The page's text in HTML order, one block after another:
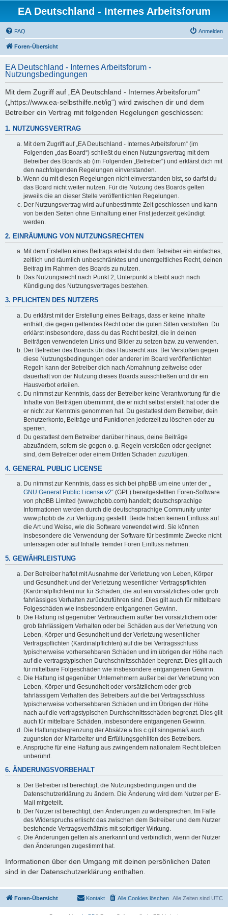
EA Deutschland - Internes Arbeitsforum
FAQ Anmelden
Foren-Übersicht
EA Deutschland - Internes Arbeitsforum -
Nutzungsbedingungen
Mit dem Zugriff auf „EA Deutschland - Internes Arbeitsforum“
(„https://www.ea-selbsthilfe.net/ig“) wird zwischen dir und dem
Betreiber ein Vertrag mit folgenden Regelungen geschlossen:
1. NUTZUNGSVERTRAG
Mit dem Zugriff auf „EA Deutschland - Internes Arbeitsforum“ (im
Folgenden „das Board“) schließt du einen Nutzungsvertrag mit dem
Betreiber des Boards ab (im Folgenden „Betreiber“) und erklärst dich mit
den nachfolgenden Regelungen einverstanden.
Wenn du mit diesen Regelungen nicht einverstanden bist, so darfst du
das Board nicht weiter nutzen. Für die Nutzung des Boards gelten
jeweils die an dieser Stelle veröffentlichten Regelungen.
Der Nutzungsvertrag wird auf unbestimmte Zeit geschlossen und kann
von beiden Seiten ohne Einhaltung einer Frist jederzeit gekündigt
werden.
2. EINRÄUMUNG VON NUTZUNGSRECHTEN
Mit dem Erstellen eines Beitrags erteilst du dem Betreiber ein einfaches,
zeitlich und räumlich unbeschränktes und unentgeltliches Recht, deinen
Beitrag im Rahmen des Boards zu nutzen.
Das Nutzungsrecht nach Punkt 2, Unterpunkt a bleibt auch nach
Kündigung des Nutzungsvertrages bestehen.
3. PFLICHTEN DES NUTZERS
Du erklärst mit der Erstellung eines Beitrags, dass er keine Inhalte
enthält, die gegen geltendes Recht oder die guten Sitten verstoßen. Du
erklärst insbesondere, dass du das Recht besitzt, die in deinen
Beiträgen verwendeten Links und Bilder zu setzen bzw. zu verwenden.
Der Betreiber des Boards übt das Hausrecht aus. Bei Verstößen gegen
diese Nutzungsbedingungen oder anderer im Board veröffentlichten
Regeln kann der Betreiber dich nach Abmahnung zeitweise oder
dauerhaft von der Nutzung dieses Boards ausschließen und dir ein
Hausverbot erteilen.
Du nimmst zur Kenntnis, dass der Betreiber keine Verantwortung für die
Inhalte von Beiträgen übernimmt, die er nicht selbst erstellt hat oder die
er nicht zur Kenntnis genommen hat. Du gestattest dem Betreiber, dein
Benutzerkonto, Beiträge und Funktionen jederzeit zu löschen oder zu
sperren.
Du gestattest dem Betreiber darüber hinaus, deine Beiträge
abzuändern, sofern sie gegen o. g. Regeln verstoßen oder geeignet
sind, dem Betreiber oder einem Dritten Schaden zuzufügen.
4. GENERAL PUBLIC LICENSE
Du nimmst zur Kenntnis, dass es sich bei phpBB um eine unter der „
GNU General Public License v2“ (GPL) bereitgestellten Foren-Software
von phpBB Limited (www.phpbb.com) handelt; deutschsprachige
Informationen werden durch die deutschsprachige Community unter
www.phpbb.de zur Verfügung gestellt. Beide haben keinen Einfluss auf
die Art und Weise, wie die Software verwendet wird. Sie können
insbesondere die Verwendung der Software für bestimmte Zwecke nicht
untersagen oder auf Inhalte fremder Foren Einfluss nehmen.
5. GEWÄHRLEISTUNG
Der Betreiber haftet mit Ausnahme der Verletzung von Leben, Körper
und Gesundheit und der Verletzung wesentlicher Vertragspflichten
(Kardinalpflichten) nur für Schäden, die auf ein vorsätzliches oder grob
fahrlässiges Verhalten zurückzuführen sind. Dies gilt auch für mittelbare
Folgeschäden wie insbesondere entgangenen Gewinn.
Die Haftung ist gegenüber Verbrauchern außer bei vorsätzlichem oder
grob fahrlässigem Verhalten oder bei Schäden aus der Verletzung von
Leben, Körper und Gesundheit und der Verletzung wesentlicher
Vertragspflichten (Kardinalpflichten) auf die bei Vertragsschluss
typischerweise vorhersehbaren Schäden und im übrigen der Höhe nach
auf die vertragstypischen Durchschnittsschäden begrenzt. Dies gilt auch
für mittelbare Folgeschäden wie insbesondere entgangenen Gewinn.
Die Haftung ist gegenüber Unternehmern außer bei der Verletzung von
Leben, Körper und Gesundheit oder vorsätzlichem oder grob
fahrlässigem Verhalten des Betreibers auf die bei Vertragsschluss
typischerweise vorhersehbaren Schäden und im Übrigen der Höhe
nach auf die vertragstypischen Durchschnittsschäden begrenzt. Dies gilt
auch für mittelbare Schäden, insbesondere entgangenen Gewinn.
Die Haftungsbegrenzung der Absätze a bis c gilt sinngemäß auch
zugunsten der Mitarbeiter und Erfüllungsgehilfen des Betreibers.
Ansprüche für eine Haftung aus zwingendem nationalem Recht bleiben
unberührt.
6. ÄNDERUNGSVORBEHALT
Der Betreiber ist berechtigt, die Nutzungsbedingungen und die
Datenschutzerklärung zu ändern. Die Änderung wird dem Nutzer per E-
Mail mitgeteilt.
Der Nutzer ist berechtigt, den Änderungen zu widersprechen. Im Falle
des Widerspruchs erlischt das zwischen dem Betreiber und dem Nutzer
bestehende Vertragsverhältnis mit sofortiger Wirkung.
Die Änderungen gelten als anerkannt und verbindlich, wenn der Nutzer
den Änderungen zugestimmt hat.
Informationen über den Umgang mit deinen persönlichen Daten
sind in der Datenschutzerklärung enthalten.
Foren-Übersicht Alle Zeiten sind UTC
Alle Cookies löschen
Kontakt